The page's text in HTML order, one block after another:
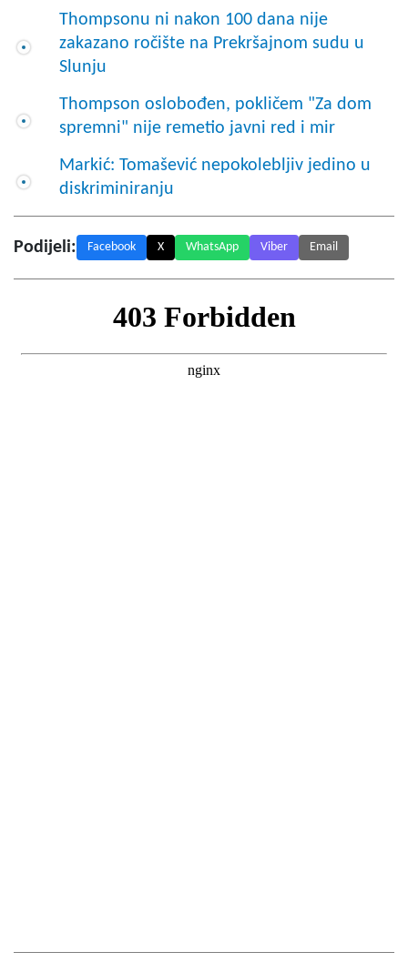
Thompsonu ni nakon 100 dana nije
zakazano ročište na Prekršajnom sudu u
Slunju
Thompson oslobođen, pokličem "Za dom
spremni" nije remetio javni red i mir
Markić: Tomašević nepokolebljiv jedino u
diskriminiranju
Podijeli: Facebook X WhatsApp Viber Email